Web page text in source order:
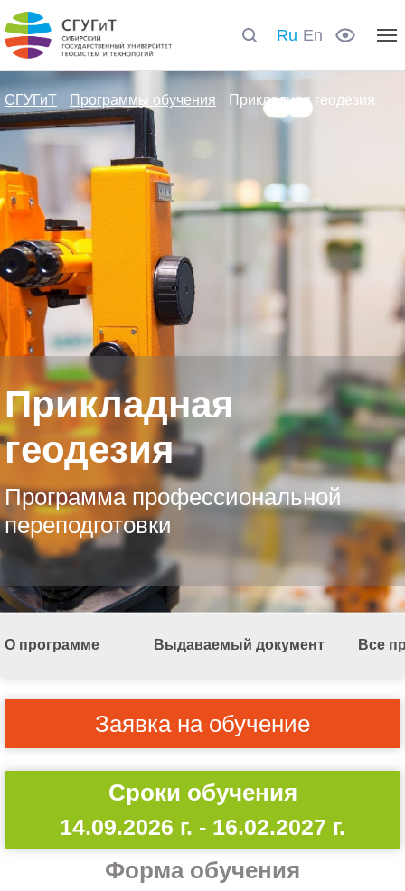
Ru En
СГУГиТ Программы обучения Прикладная геодезия
Прикладная
геодезия
Программа профессиональной
переподготовки
О программе Выдаваемый документ Все
Заявка на обучение
Сроки обучения
14.09.2026 г. - 16.02.2027 г.
Форма обучения